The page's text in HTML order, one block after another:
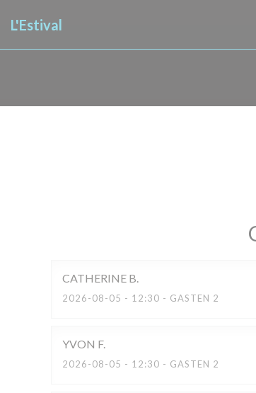
L'Estival
CATHERINE B
2026-08-05 - 12:30 - GASTEN 2
YVON F
2026-08-05 - 12:30 - GASTEN 2